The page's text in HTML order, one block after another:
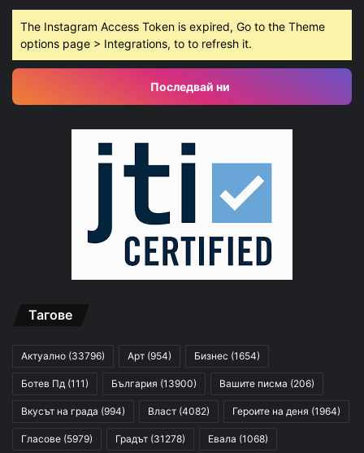
The Instagram Access Token is expired, Go to the Theme
options page > Integrations, to to refresh it.
Последвай ни
Тагове
Актуално (33796) Арт (954) Бизнес (1654)
Ботев Пд (111) България (13900) Вашите писма (206)
Вкусът на града (994) Власт (4082) Героите на деня (1964)
Гласове (5979) Градът (31278) Евала (1068)